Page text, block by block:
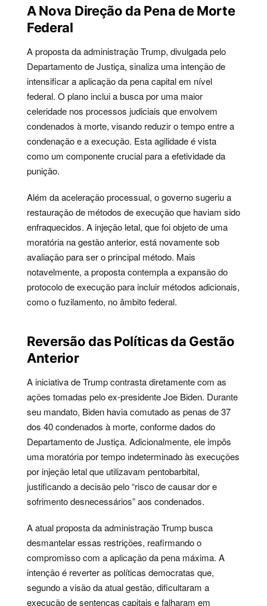
A Nova Direção da Pena de Morte
Federal
A proposta da administração Trump, divulgada pelo
Departamento de Justiça, sinaliza uma intenção de
intensificar a aplicação da pena capital em nível
federal. O plano inclui a busca por uma maior
celeridade nos processos judiciais que envolvem
condenados à morte, visando reduzir o tempo entre a
condenação e a execução. Esta agilidade é vista
como um componente crucial para a efetividade da
punição.
Além da aceleração processual, o governo sugeriu a
restauração de métodos de execução que haviam sido
enfraquecidos. A injeção letal, que foi objeto de uma
moratória na gestão anterior, está novamente sob
avaliação para ser o principal método. Mais
notavelmente, a proposta contempla a expansão do
protocolo de execução para incluir métodos adicionais,
como o fuzilamento, no âmbito federal.
Reversão das Políticas da Gestão
Anterior
A iniciativa de Trump contrasta diretamente com as
ações tomadas pelo ex-presidente Joe Biden. Durante
seu mandato, Biden havia comutado as penas de 37
dos 40 condenados à morte, conforme dados do
Departamento de Justiça. Adicionalmente, ele impôs
uma moratória por tempo indeterminado às execuções
por injeção letal que utilizavam pentobarbital,
justificando a decisão pelo “risco de causar dor e
sofrimento desnecessários” aos condenados.
A atual proposta da administração Trump busca
desmantelar essas restrições, reafirmando o
compromisso com a aplicação da pena máxima. A
intenção é reverter as políticas democratas que,
segundo a visão da atual gestão, dificultaram a
execução de sentenças capitais e falharam em